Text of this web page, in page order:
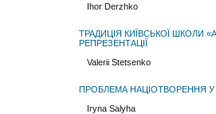
Ihor Derzhko
ТРАДИЦІЯ КИЇВСЬКОЇ ШКОЛИ
РЕПРЕЗЕНТАЦІЇ
Valerii Stetsenko
ПРОБЛЕМА НАЦІОТВОРЕННЯ У
Iryna Salyha